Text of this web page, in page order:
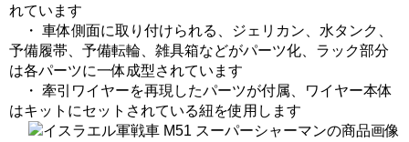
れています
・ 車体側面に取り付けられる、ジェリカン、水タンク、
予備履帯、予備転輪、雑具箱などがパーツ化、ラック部分
は各パーツに一体成型されています
・ 牽引ワイヤーを再現したパーツが付属、ワイヤー本体
はキットにセットされている紐を使用します